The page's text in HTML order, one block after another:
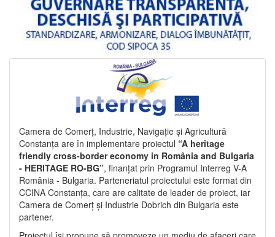
Camera de Comerț, Industrie, Navigație și Agricultură
Constanța are în implementare proiectul “A heritage
friendly cross-border economy in România and Bulgaria
- HERITAGE RO-BG”, finanțat prin Programul Interreg V-A
România - Bulgaria. Parteneriatul proiectului este format din
CCINA Constanța, care are calitate de leader de proiect, iar
Camera de Comerț și Industrie Dobrich din Bulgaria este
partener.